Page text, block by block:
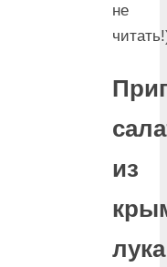
не
из
лука